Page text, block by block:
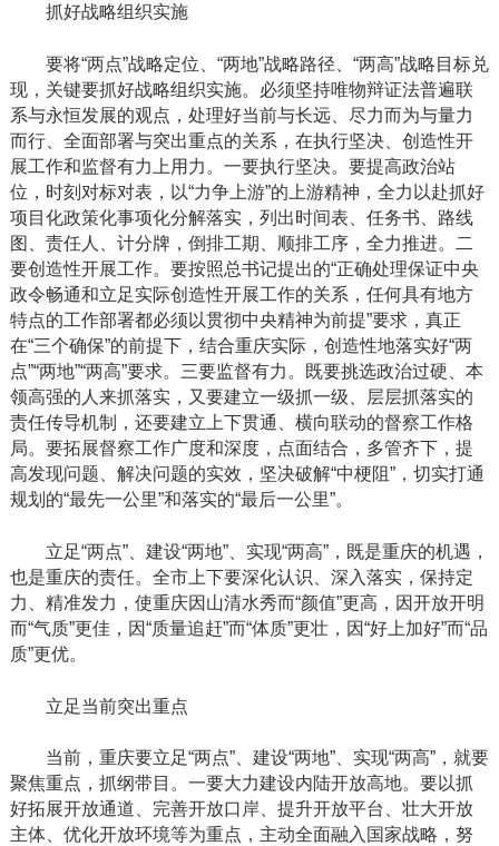
抓好战略组织实施
要将“两点”战略定位、“两地”战略路径、“两高”战略目标兑
现，关键要抓好战略组织实施。必须坚持唯物辩证法普遍联
系与永恒发展的观点，处理好当前与长远、尽力而为与量力
而行、全面部署与突出重点的关系，在执行坚决、创造性开
展工作和监督有力上用力。一要执行坚决。要提高政治站
位，时刻对标对表，以“力争上游”的上游精神，全力以赴抓好
项目化政策化事项化分解落实，列出时间表、任务书、路线
图、责任人、计分牌，倒排工期、顺排工序，全力推进。二
要创造性开展工作。要按照总书记提出的“正确处理保证中央
政令畅通和立足实际创造性开展工作的关系，任何具有地方
特点的工作部署都必须以贯彻中央精神为前提”要求，真正
在“三个确保”的前提下，结合重庆实际，创造性地落实好“两
点”“两地”“两高”要求。三要监督有力。既要挑选政治过硬、本
领高强的人来抓落实，又要建立一级抓一级、层层抓落实的
责任传导机制，还要建立上下贯通、横向联动的督察工作格
局。要拓展督察工作广度和深度，点面结合，多管齐下，提
高发现问题、解决问题的实效，坚决破解“中梗阻”，切实打通
规划的“最先一公里”和落实的“最后一公里”。
立足“两点”、建设“两地”、实现“两高”，既是重庆的机遇，
也是重庆的责任。全市上下要深化认识、深入落实，保持定
力、精准发力，使重庆因山清水秀而“颜值”更高，因开放开明
而“气质”更佳，因“质量追赶”而“体质”更壮，因“好上加好”而“品
质”更优。
立足当前突出重点
当前，重庆要立足“两点”、建设“两地”、实现“两高”，就要
聚焦重点，抓纲带目。一要大力建设内陆开放高地。要以抓
好拓展开放通道、完善开放口岸、提升开放平台、壮大开放
主体、优化开放环境等为重点，主动全面融入国家战略，努